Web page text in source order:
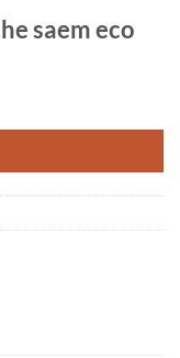
saem eco